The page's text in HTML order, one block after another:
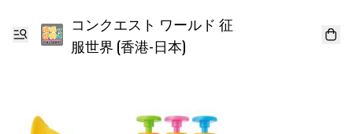
コンクエスト ワールド 征
服世界 (香港-日本)